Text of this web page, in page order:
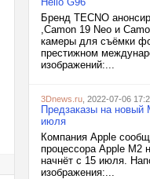
Бренд ТECNO
,Camon 19 Neo и
камеры для съёмки
престижном
изображений:...
3Dnews.ru , 2022-07-06
Предзаказы на новый
июля
Компания Apple
процессора Apple M2
начнёт с 15 июля.
изображения:...